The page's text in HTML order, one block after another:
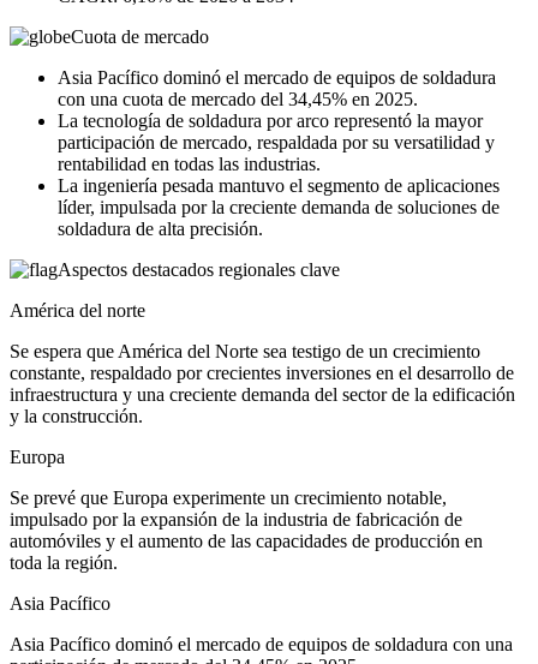
Cuota de mercado
Asia Pacífico dominó el mercado de equipos de soldadura
con una cuota de mercado del 34,45% en 2025.
La tecnología de soldadura por arco representó la mayor
participación de mercado, respaldada por su versatilidad y
rentabilidad en todas las industrias.
La ingeniería pesada mantuvo el segmento de aplicaciones
líder, impulsada por la creciente demanda de soluciones de
soldadura de alta precisión.
Aspectos destacados regionales clave
América del norte
Se espera que América del Norte sea testigo de un crecimiento
constante, respaldado por crecientes inversiones en el desarrollo de
infraestructura y una creciente demanda del sector de la edificación
y la construcción.
Europa
Se prevé que Europa experimente un crecimiento notable,
impulsado por la expansión de la industria de fabricación de
automóviles y el aumento de las capacidades de producción en
toda la región.
Asia Pacífico
Asia Pacífico dominó el mercado de equipos de soldadura con una